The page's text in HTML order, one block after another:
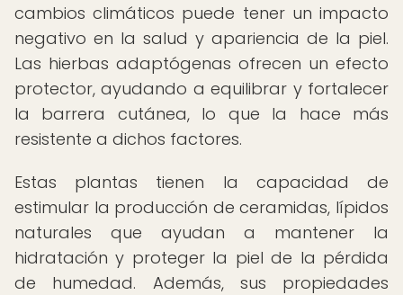
cambios climáticos puede tener un impacto
negativo en la salud y apariencia de la piel.
Las hierbas adaptógenas ofrecen un efecto
protector, ayudando a equilibrar y fortalecer
la barrera cutánea, lo que la hace más
resistente a dichos factores.
Estas plantas tienen la capacidad de
estimular la producción de ceramidas, lípidos
naturales que ayudan a mantener la
hidratación y proteger la piel de la pérdida
de humedad. Además, sus propiedades